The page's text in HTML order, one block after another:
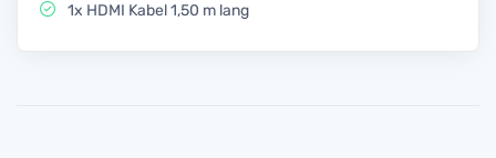
1x HDMI Kabel 1,50 m lang